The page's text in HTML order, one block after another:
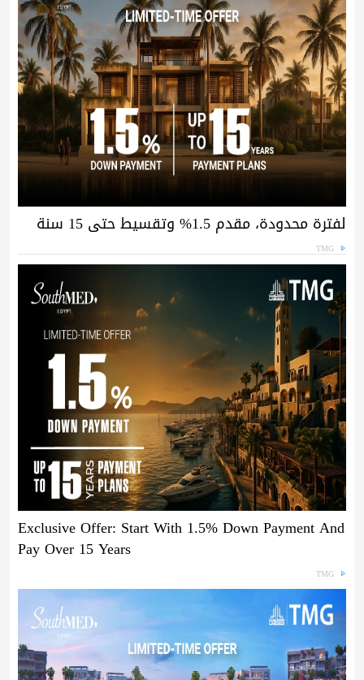
لفترة محدودة، مقدم 1.5% وتقسيط حتى 15 سنة
TMG
Exclusive Offer: Start With 1.5% Down Payment And
Pay Over 15 Years
TMG